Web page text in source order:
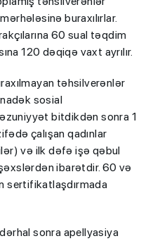
buraxılırlar.
60 sual təqdim
120 dəqiqə vaxt ayrılır.
təhsilverənlər
sosial
bitdikdən sonra 1
çalışan qadınlar
və ilk dəfə işə qəbul
ibarətdir. 60 və
sertifikatlaşdırmada
sonra apellyasiya